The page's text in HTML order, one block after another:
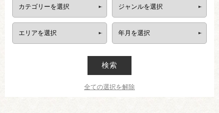
検索
全ての選択を解除